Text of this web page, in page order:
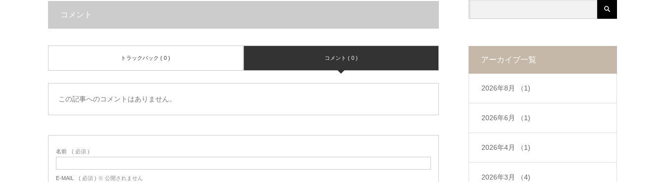
コメント
トラックバック ( 0 ) コメント ( 0 )
この記事へのコメントはありません。
名前 ( 必須 )
E-MAIL ( 必須 ) ※ 公開されません
アーカイブ一覧
2026年8月 （1)
2026年6月 （1)
2026年4月 （1)
2026年3月 （4)